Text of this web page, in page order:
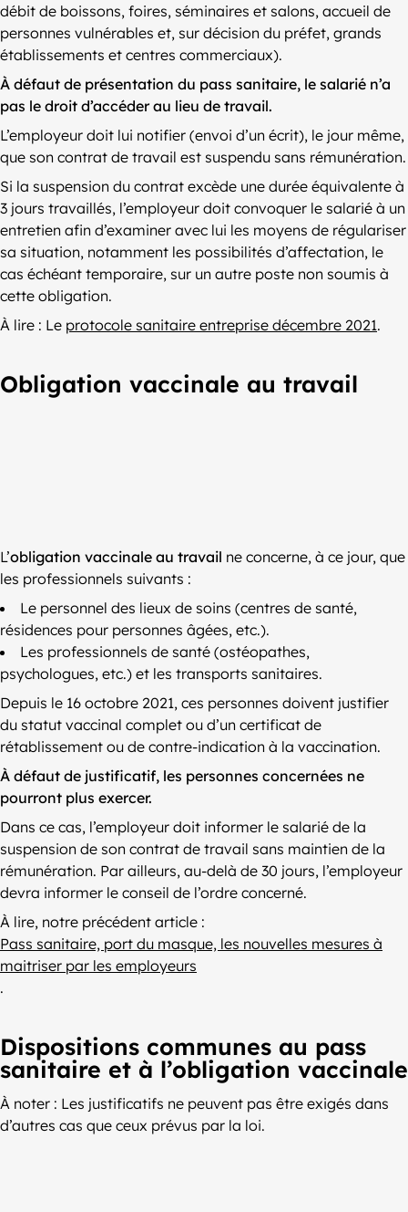
débit de boissons, foires, séminaires et salons, accueil de
personnes vulnérables et, sur décision du préfet, grands
établissements et centres commerciaux).
À défaut de présentation du pass sanitaire, le salarié n’a
pas le droit d’accéder au lieu de travail.
L’employeur doit lui notifier (envoi d’un écrit), le jour même,
que son contrat de travail est suspendu sans rémunération.
Si la suspension du contrat excède une durée équivalente à
3 jours travaillés, l’employeur doit convoquer le salarié à un
entretien afin d’examiner avec lui les moyens de régulariser
sa situation, notamment les possibilités d’affectation, le
cas échéant temporaire, sur un autre poste non soumis à
cette obligation.
À lire : Le protocole sanitaire entreprise décembre 2021.
Obligation vaccinale au travail
L’obligation vaccinale au travail ne concerne, à ce jour, que
les professionnels suivants :
Le personnel des lieux de soins (centres de santé,
résidences pour personnes âgées, etc.).
Les professionnels de santé (ostéopathes,
psychologues, etc.) et les transports sanitaires.
Depuis le 16 octobre 2021, ces personnes doivent justifier
du statut vaccinal complet ou d’un certificat de
rétablissement ou de contre-indication à la vaccination.
À défaut de justificatif, les personnes concernées ne
pourront plus exercer.
Dans ce cas, l’employeur doit informer le salarié de la
suspension de son contrat de travail sans maintien de la
rémunération. Par ailleurs, au-delà de 30 jours, l’employeur
devra informer le conseil de l’ordre concerné.
À lire, notre précédent article :
Pass sanitaire, port du masque, les nouvelles mesures à
maitriser par les employeurs
.
Dispositions communes au pass
sanitaire et à l’obligation vaccinale
À noter : Les justificatifs ne peuvent pas être exigés dans
d’autres cas que ceux prévus par la loi.